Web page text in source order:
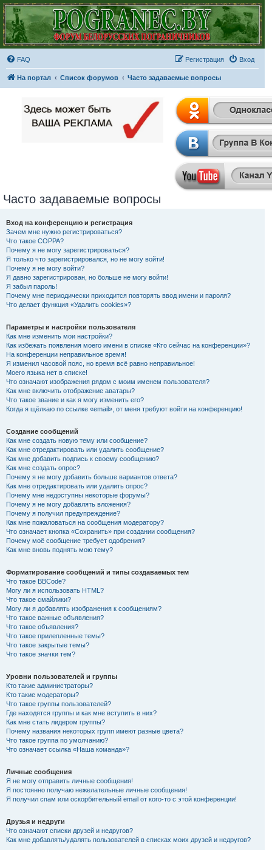
FAQ Вход
Регистрация
На портал Список форумов Часто задаваемые вопросы
Часто задаваемые вопросы
Вход на конференцию и регистрация
Зачем мне нужно регистрироваться?
Что такое COPPA?
Почему я не могу зарегистрироваться?
Я только что зарегистрировался, но не могу войти!
Почему я не могу войти?
Я давно зарегистрирован, но больше не могу войти!
Я забыл пароль!
Почему мне периодически приходится повторять ввод имени и пароля?
Что делает функция «Удалить cookies»?
Параметры и настройки пользователя
Как мне изменить мои настройки?
Как избежать появления моего имени в списке «Кто сейчас на конференции»?
На конференции неправильное время!
Я изменил часовой пояс, но время всё равно неправильное!
Моего языка нет в списке!
Что означают изображения рядом с моим именем пользователя?
Как мне включить отображение аватары?
Что такое звание и как я могу изменить его?
Когда я щёлкаю по ссылке «email», от меня требуют войти на конференцию!
Создание сообщений
Как мне создать новую тему или сообщение?
Как мне отредактировать или удалить сообщение?
Как мне добавить подпись к своему сообщению?
Как мне создать опрос?
Почему я не могу добавить больше вариантов ответа?
Как мне отредактировать или удалить опрос?
Почему мне недоступны некоторые форумы?
Почему я не могу добавлять вложения?
Почему я получил предупреждение?
Как мне пожаловаться на сообщения модератору?
Что означает кнопка «Сохранить» при создании сообщения?
Почему моё сообщение требует одобрения?
Как мне вновь поднять мою тему?
Форматирование сообщений и типы создаваемых тем
Что такое BBCode?
Могу ли я использовать HTML?
Что такое смайлики?
Могу ли я добавлять изображения к сообщениям?
Что такое важные объявления?
Что такое объявления?
Что такое прилепленные темы?
Что такое закрытые темы?
Что такое значки тем?
Уровни пользователей и группы
Кто такие администраторы?
Кто такие модераторы?
Что такое группы пользователей?
Где находятся группы и как мне вступить в них?
Как мне стать лидером группы?
Почему названия некоторых групп имеют разные цвета?
Что такое группа по умолчанию?
Что означает ссылка «Наша команда»?
Личные сообщения
Я не могу отправить личные сообщения!
Я постоянно получаю нежелательные личные сообщения!
Я получил спам или оскорбительный email от кого-то с этой конференции!
Друзья и недруги
Что означают списки друзей и недругов?
Как мне добавлять/удалять пользователей в списках моих друзей и недругов?